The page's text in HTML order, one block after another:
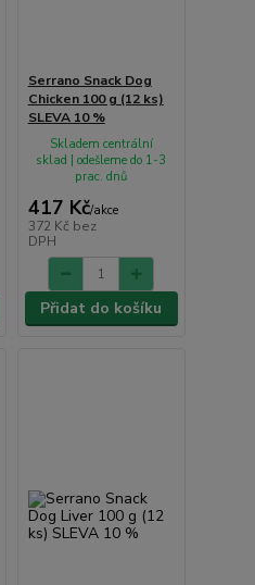
Serrano Snack Dog
Chicken 100 g (12 ks)
SLEVA 10 %
417 Kč/akce
372 Kč bez
DPH
Skladem centrální
sklad | odešleme do 1-3
prac. dnů
Přidat do košíku